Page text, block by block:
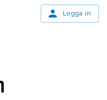
Logga in